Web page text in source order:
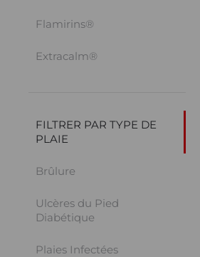
Flamirins®
Extracalm®
FILTRER PAR TYPE DE
PLAIE
Brûlure
Ulcères du Pied
Diabétique
Plaies Infectées